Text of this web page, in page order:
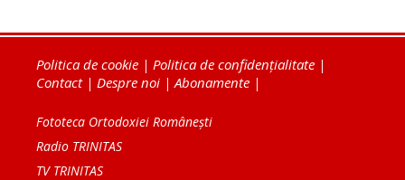
Politica de cookie | Politica de confidențialitate |
Contact| Despre noi | Abonamente |
Fototeca Ortodoxiei Românești
Radio TRINITAS
TV TRINITAS